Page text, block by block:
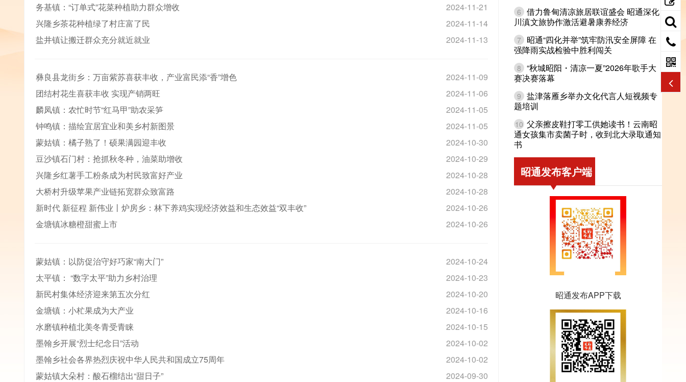
2024-11-21
务基镇：“订单式”花菜种植助力群众增收
2024-11-14
兴隆乡茶花种植绿了村庄富了民
2024-11-13
盐井镇让搬迁群众充分就近就业
2024-11-09
彝良县龙街乡：万亩紫苏喜获丰收，产业富民添“香”增色
2024-11-06
团结村花生喜获丰收 实现产销两旺
2024-11-05
麟凤镇：农忙时节“红马甲”助农采笋
2024-11-05
钟鸣镇：描绘宜居宜业和美乡村新图景
2024-10-30
蒙姑镇：橘子熟了！硕果满园迎丰收
2024-10-29
豆沙镇石门村：抢抓秋冬种，油菜助增收
2024-10-28
兴隆乡红薯手工粉条成为村民致富好产业
2024-10-28
大桥村升级苹果产业链拓宽群众致富路
2024-10-26
新时代 新征程 新伟业丨炉房乡：林下养鸡实现经济效益和生态效益“双丰收”
2024-10-26
金塘镇冰糖橙甜蜜上市
2024-10-24
蒙姑镇：以防促治守好巧家“南大门”
2024-10-23
太平镇： “数字太平”助力乡村治理
2024-10-20
新民村集体经济迎来第五次分红
2024-10-16
金塘镇：小杧果成为大产业
2024-10-15
水磨镇种植北美冬青受青睐
2024-10-02
墨翰乡开展“烈士纪念日”活动
2024-10-02
墨翰乡社会各界热烈庆祝中华人民共和国成立75周年
2024-09-30
蒙姑镇大朵村：酸石榴结出“甜日子”
6 借力鲁甸清凉旅居联谊盛会 昭通深化
川滇文旅协作激活避暑康养经济
7
昭通“四化并举”筑牢防汛安全屏障 在
强降雨实战检验中胜利闯关
8 “秋城昭阳・清凉一夏”2026年歌手大
赛决赛落幕
9 盐津落雁乡举办文化代言人短视频专
题培训
10 父亲擦皮鞋打零工供她读书！云南昭
通女孩集市卖菌子时，收到北大录取通知
书
昭通发布客户端
昭通发布APP下载